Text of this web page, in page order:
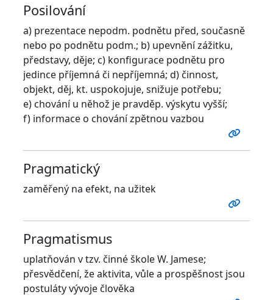
Posilování
a) prezentace nepodm. podnětu před, současně
nebo po podnětu podm.; b) upevnění zážitku,
představy, děje; c) konfigurace podnětu pro
jedince příjemná či nepříjemná; d) činnost,
objekt, děj, kt. uspokojuje, snižuje potřebu;
e) chování u něhož je pravděp. výskytu vyšší;
f) informace o chování zpětnou vazbou
Pragmatický
zaměřený na efekt, na užitek
Pragmatismus
uplatňován v tzv. činné škole W. Jamese;
přesvědčení, že aktivita, vůle a prospěšnost jsou
postuláty vývoje člověka